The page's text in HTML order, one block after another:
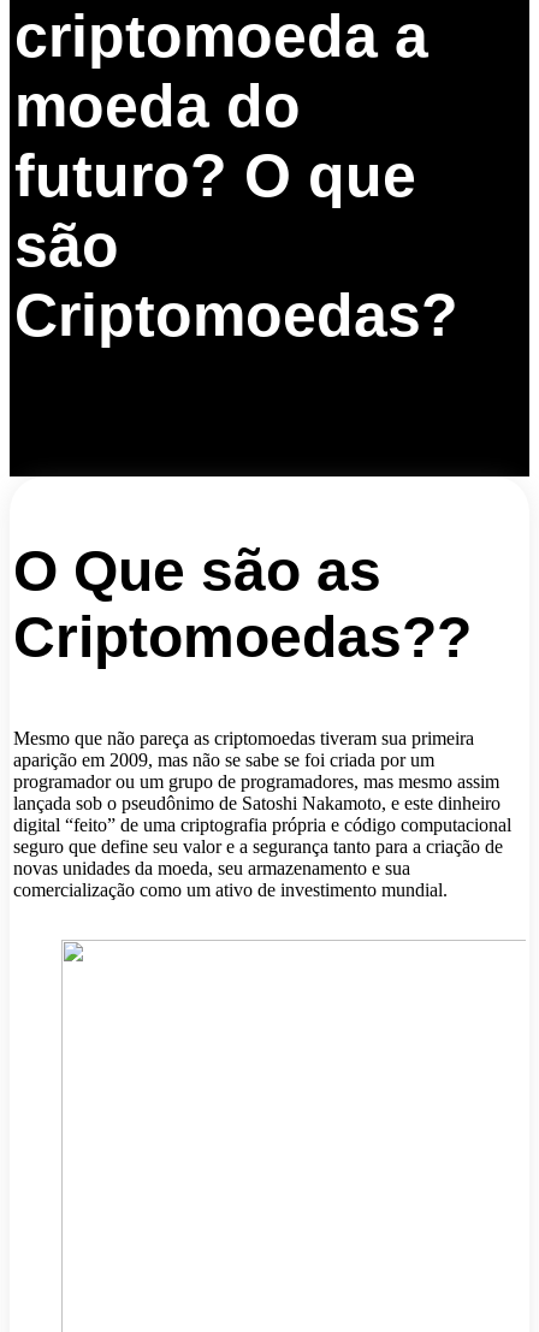
criptomoeda a
moeda do
futuro? O que
são
Criptomoedas?
O Que são as
Criptomoedas??
Mesmo que não pareça as criptomoedas tiveram sua primeira
aparição em 2009, mas não se sabe se foi criada por um
programador ou um grupo de programadores, mas mesmo assim
lançada sob o pseudônimo de Satoshi Nakamoto, e este dinheiro
digital “feito” de uma criptografia própria e código computacional
seguro que define seu valor e a segurança tanto para a criação de
novas unidades da moeda, seu armazenamento e sua
comercialização como um ativo de investimento mundial.